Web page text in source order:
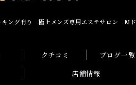
ング有り 極上メンズ専用エステサロン M
クチコミ ブログ一覧
店舗情報